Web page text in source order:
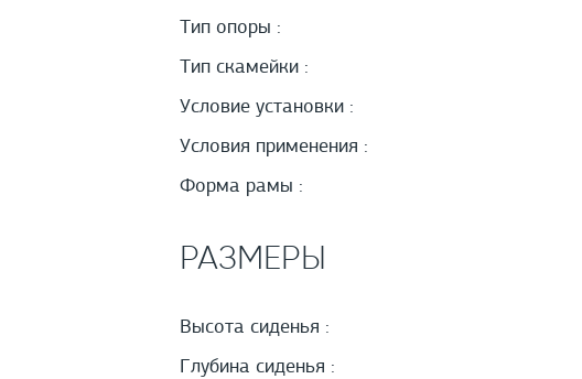
Тип опоры :
Тип скамейки :
Условие установки :
Условия применения :
Форма рамы :
РАЗМЕРЫ
Высота сиденья :
Глубина сиденья :